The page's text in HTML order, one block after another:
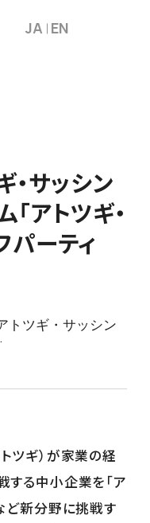
JA EN
・サッシン
アトツギ・
パーティ
トツギ・サッシン
ツギ）が家業の経
る中小企業を「ア
ど新分野に挑戦す